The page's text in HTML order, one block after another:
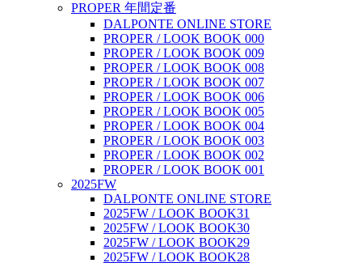
PROPER 年間定番
DALPONTE ONLINE STORE
PROPER / LOOK BOOK 000
PROPER / LOOK BOOK 009
PROPER / LOOK BOOK 008
PROPER / LOOK BOOK 007
PROPER / LOOK BOOK 006
PROPER / LOOK BOOK 005
PROPER / LOOK BOOK 004
PROPER / LOOK BOOK 003
PROPER / LOOK BOOK 002
PROPER / LOOK BOOK 001
2025FW
DALPONTE ONLINE STORE
2025FW / LOOK BOOK31
2025FW / LOOK BOOK30
2025FW / LOOK BOOK29
2025FW / LOOK BOOK28